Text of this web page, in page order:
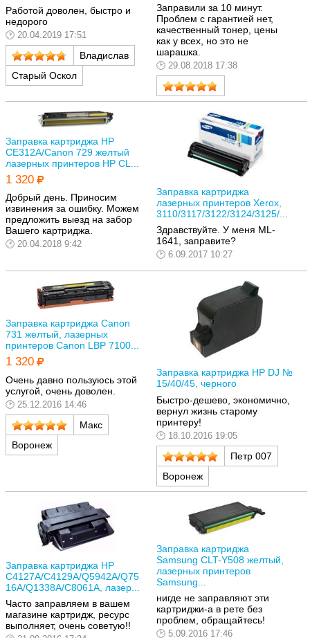
Работой доволен, быстро и
недорого
20.04.2019 17:51
Владислав
Старый Оскол
Заправили за 10 минут.
Проблем с гарантией нет,
качественный тонер, цены
как у всех, но это не
шарашка.
29.08.2018 17:38
Заправка картриджа HP
CE312A/Canon 729 желтый
лазерных принтеров HP CL...
1 320
Добрый день. Приносим
извинения за ошибку. Можем
предложить выезд на забор
Вашего картриджа.
20.04.2018 9:42
Заправка картриджа
лазерных принтеров Xerox,
3110/3117/3122/3124/3125/...
Здравствуйте. У меня ML-
1641, заправите?
6.09.2017 10:27
Заправка картриджа Canon
731 желтый, лазерных
принтеров Canon LBP 7100...
1 320
Очень давно пользуюсь этой
услугой, очень доволен.
25.12.2016 14:46
Макс
Воронеж
Заправка картриджа HP DJ №
15/40/45, черного
Быстро-дешево, экономично,
вернул жизнь старому
принтеру!
18.10.2016 19:05
Петр 007
Воронеж
Заправка картриджа HP
C4127A/C4129A/Q5942A/Q75
16A/Q1338A/C8061A, лазер...
Часто заправляем в вашем
магазине картридж, ресурс
выполняет, очень советую!!
Заправка картриджа
Samsung CLT-Y508 желтый,
лазерных принтеров
Samsung...
нигде не заправляют эти
картриджи-а в рете без
проблем, обращайтесь!
5.09.2016 17:46